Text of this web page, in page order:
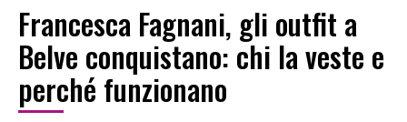
Francesca Fagnani, gli outfit a
Belve conquistano: chi la veste e
perché funzionano